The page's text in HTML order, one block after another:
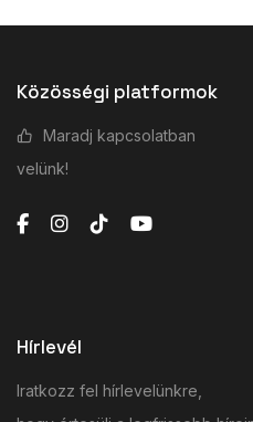
Közösségi platformok
Maradj kapcsolatban
velünk!
Hírlevél
Iratkozz fel hírlevelünkre,